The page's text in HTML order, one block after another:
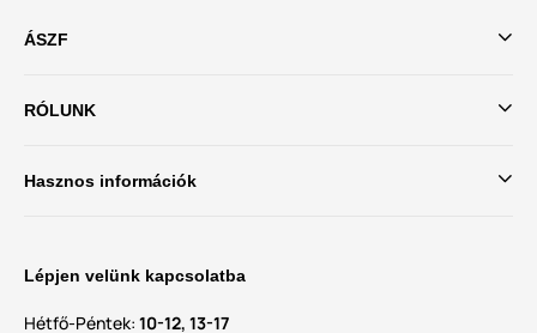
ÁSZF
RÓLUNK
Hasznos információk
Lépjen velünk kapcsolatba
Hétfő-Péntek: 10-12, 13-17